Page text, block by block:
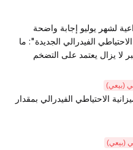
لشهر يوليو إجابة واضحة
الفيدرالي الجديدة": ما
لا يزال يعتمد على التضخم
(بيعي)
الاحتياطي الفيدرالي بمقدار
(بيعي)